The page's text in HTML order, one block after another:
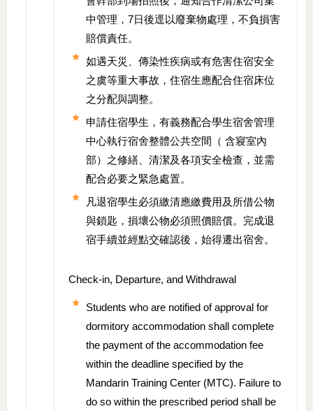
中管理，7日後逕以廢棄物處理，不負損害
賠償責任。
如遇天災、傳染性疾病或有危害住宿安全
之虞等重大事故，住宿生應配合住宿床位
之分配與調整。
申請住宿學生，有義務配合學生宿舍管理
中心執行宿舍整體公共空間（ 含寢室內
部）之修繕、清潔及各項安全檢查，並需
配合必要之緊急處置。
凡退宿學生必須繳清應繳費用及所借公物
與鎖匙，損壞公物必須照價賠償。完成退
宿手續並經點交確認後，始得遷出宿舍。
Check-in, Departure, and Withdrawal
Students who are notified of approval for
dormitory accommodation shall complete
the payment of the accommodation fee
within the deadline specified by the
Mandarin Training Center (MTC). Failure to
do so within the prescribed period shall be